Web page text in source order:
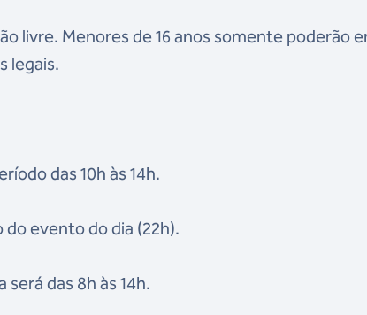
livre. Menores de 16 anos somente poderão
legais.
das 10h às 14h.
evento do dia (22h).
será das 8h às 14h.